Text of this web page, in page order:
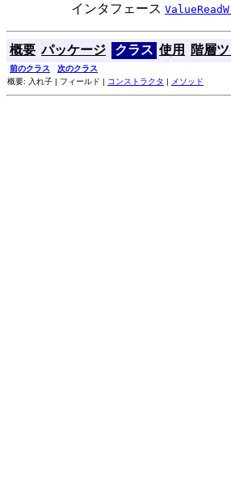
インタフェース
概要 パッケージ クラス 使用 階層
前のクラス
次のクラス
概要: 入れ子 | フィールド | コンストラクタ | メソッド